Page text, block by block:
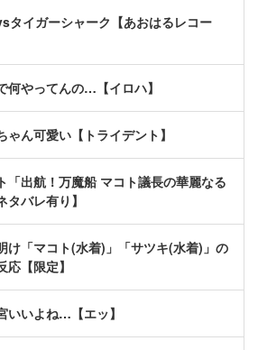
タイガーシャーク【あおはるレコー
何やってんの…【イロハ】
ゃん可愛い【トライデント】
「出航！万魔船 マコト議長の華麗なる
バレ有り】
け「マコト(水着)」「サツキ(水着)」の
【限定】
いいよね…【エッ】